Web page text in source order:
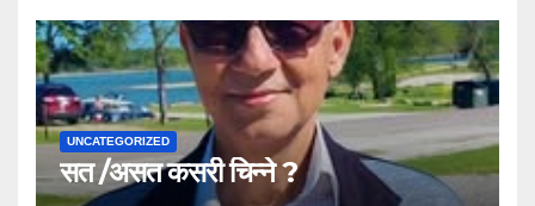
UNCATEGORIZED
सत /असत कसरी चिन्ने ?